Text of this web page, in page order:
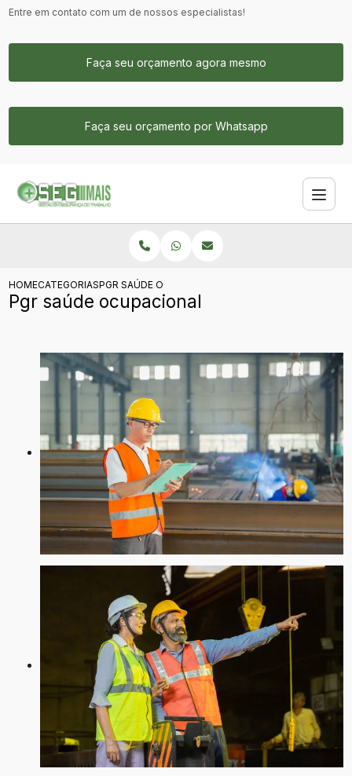
Entre em contato com um de nossos especialistas!
Faça seu orçamento agora mesmo
Faça seu orçamento por Whatsapp
HOMECATEGORIASPGR SAÚDE OCUPACIONAL
Pgr saúde ocupacional